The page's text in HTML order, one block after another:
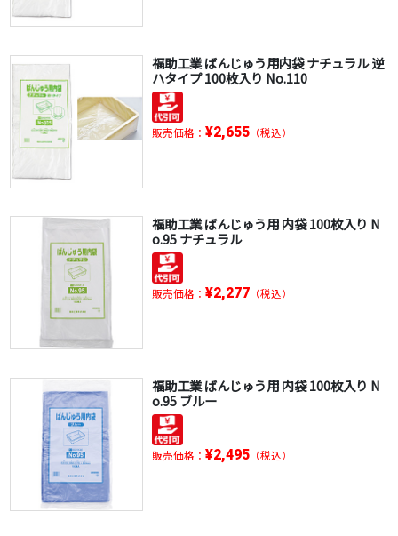
福助工業 ばんじゅう用内袋 ナチュラル 逆
ハタイプ 100枚入り No.110
販売価格： ¥2,655（税込）
福助工業 ばんじゅう用 内袋 100枚入り N
o.95 ナチュラル
販売価格： ¥2,277（税込）
福助工業 ばんじゅう用 内袋 100枚入り N
o.95 ブルー
販売価格： ¥2,495（税込）